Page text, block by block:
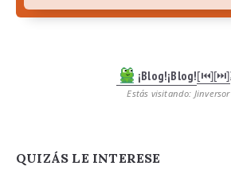
¡Blog!¡Blog![⏮︎][⏭︎]
Estás visitando: Jinversor
QUIZÁS LE INTERESE